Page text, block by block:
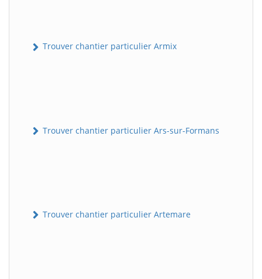
Trouver chantier particulier Armix
Trouver chantier particulier Ars-sur-Formans
Trouver chantier particulier Artemare